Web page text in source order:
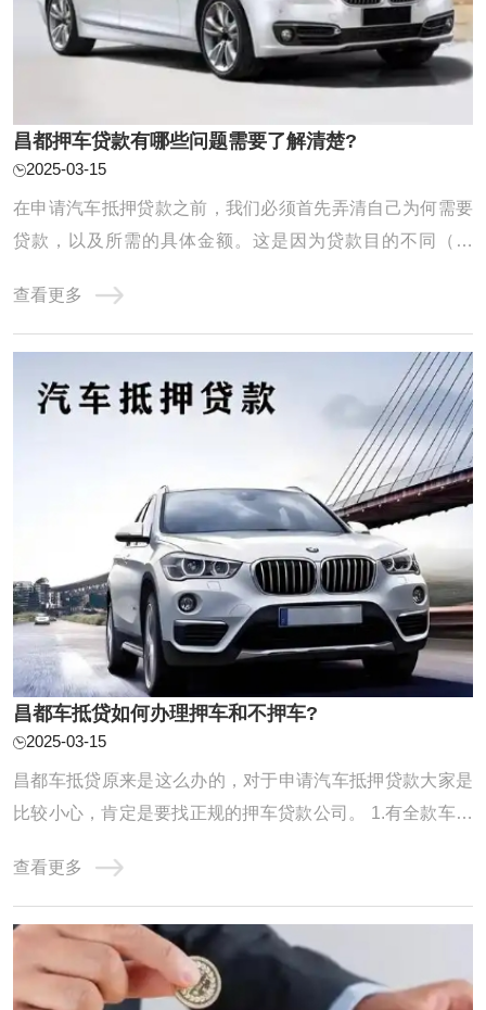
昌都押车贷款有哪些问题需要了解清楚?
2025-03-15
在申请汽车抵押贷款之前，我们必须首先弄清自己为何需要
贷款，以及所需的具体金额。这是因为贷款目的不同（例
能力。同时，对自身未来收入、日常开支以及潜在风险进行
全面评估也至关重要。唯有在充分了解自己的还款能力的基
查看更多
昌都车抵贷如何办理押车和不押车?
2025-03-15
昌都车抵贷原来是这么办的，对于申请汽车抵押贷款大家是
比较小心，肯定是要找正规的押车贷款公司。 1.有全款车或
度：【1-100万】 疑难办理：【1万每月138元】 昌都车抵贷
分为全款车和按揭车的。按揭车一般抵押在或者贷款公司。
对于申请昌都汽车抵押贷款一定要选择 ...
查看更多